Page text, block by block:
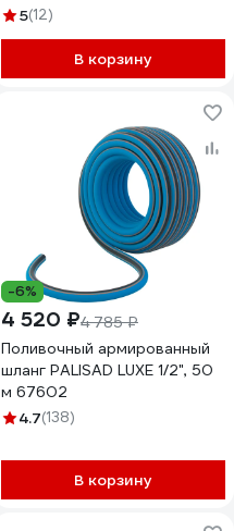
5(12)
В корзину
-6%
4 520 ₽4 785 ₽
Поливочный армированный
шланг PALISAD LUXE 1/2", 50
м 67602
4.7(138)
В корзину